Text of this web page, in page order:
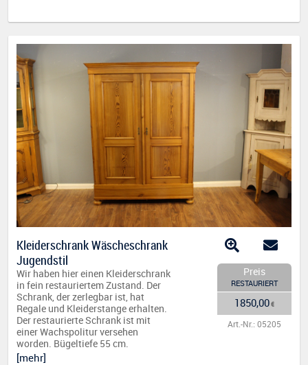
Kleiderschrank Wäscheschrank
Jugendstil
Wir haben hier einen Kleiderschrank
in fein restauriertem Zustand. Der
Schrank, der zerlegbar ist, hat
Regale und Kleiderstange erhalten.
Der restaurierte Schrank ist mit
einer Wachspolitur versehen
worden. Bügeltiefe 55 cm.
[mehr]
Preis
RESTAURIERT
1850,00€
Art.-Nr.: 05205